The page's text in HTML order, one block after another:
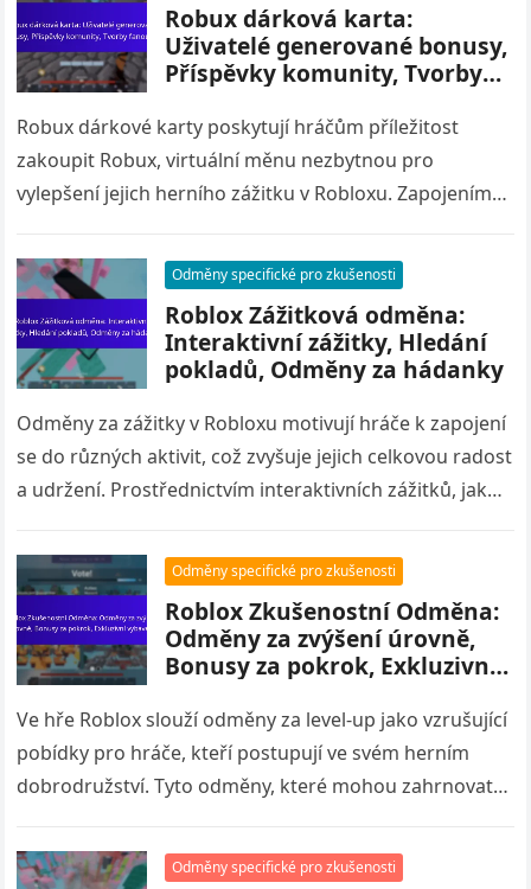
Robux dárková karta:
Uživatelé generované bonusy,
Příspěvky komunity, Tvorby
Robux dárkové karty poskytují hráčům příležitost
zakoupit Robux, virtuální měnu nezbytnou pro
vylepšení jejich herního zážitku v Robloxu. Zapojením
vytvořeného…
Odměny specifické pro zkušenosti
Roblox Zážitková odměna:
Interaktivní zážitky, Hledání
pokladů, Odměny za hádanky
Odměny za zážitky v Robloxu motivují hráče k zapojení
se do různých aktivit, což zvyšuje jejich celkovou radost
a udržení. Prostřednictvím interaktivních zážitků, jako
Odměny specifické pro zkušenosti
Roblox Zkušenostní Odměna:
Odměny za zvýšení úrovně,
Bonusy za pokrok, Exkluzivní
Ve hře Roblox slouží odměny za level-up jako vzrušující
pobídky pro hráče, kteří postupují ve svém herním
dobrodružství. Tyto odměny, které mohou zahrnovat
Odměny specifické pro zkušenosti